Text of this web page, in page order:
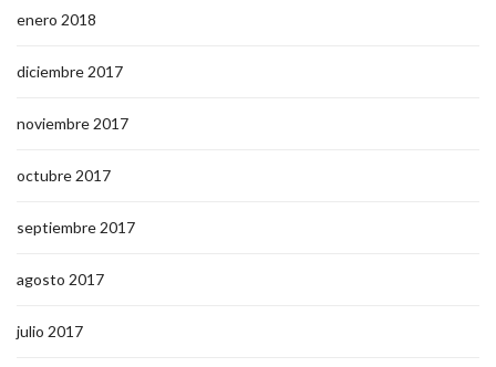
enero 2018
diciembre 2017
noviembre 2017
octubre 2017
septiembre 2017
agosto 2017
julio 2017